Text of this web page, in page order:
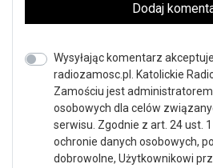
Dodaj
Wysyłając komentarz
radiozamosc.pl. Katolickie
Zamościu jest
osobowych dla celów
serwisu. Zgodnie z art. 24 ust.
ochronie danych osobowych,
dobrowolne, Użytkownikowi